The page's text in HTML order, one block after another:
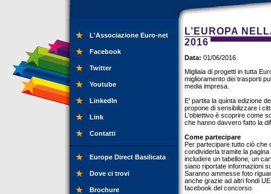
L'Associazione Euro-net
Facebook
Twitter
Youtube
LinkedIn
Link
Contatti
Europe Direct Basilicata
Dove ci trovi
Brochure
L’EUROPA
2016
Data: 01/06/2016
Migliaia di progetti in tutta
miglioramento dei trasporti
media impresa.
E' partita la quinta edizione
propone di sensibilizzare i
L'obiettivo è scoprire come
che hanno davvero fatto la
Come partecipare
Per partecipare tutto ciò
condividerla tramite la
includere un tabellone, un
siano riportate informazioni
Saranno ammesse foto
anche grazie ad altri fondi
facebook del concorso.